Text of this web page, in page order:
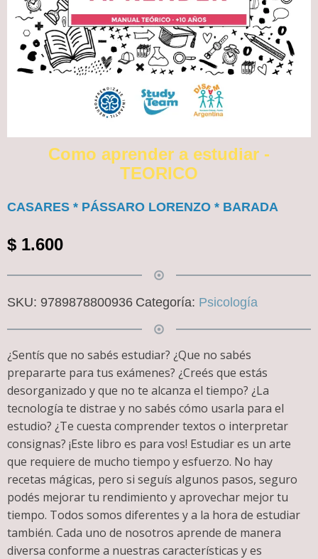
Como aprender a estudiar -
TEORICO
CASARES * PÁSSARO LORENZO * BARADA
$ 1.600
SKU: 9789878800936 Categoría: Psicología
¿Sentís que no sabés estudiar? ¿Que no sabés
prepararte para tus exámenes? ¿Creés que estás
desorganizado y que no te alcanza el tiempo? ¿La
tecnología te distrae y no sabés cómo usarla para el
estudio? ¿Te cuesta comprender textos o interpretar
consignas? ¡Este libro es para vos! Estudiar es un arte
que requiere de mucho tiempo y esfuerzo. No hay
recetas mágicas, pero si seguís algunos pasos, seguro
podés mejorar tu rendimiento y aprovechar mejor tu
tiempo. Todos somos diferentes y a la hora de estudiar
también. Cada uno de nosotros aprende de manera
diversa conforme a nuestras características y es